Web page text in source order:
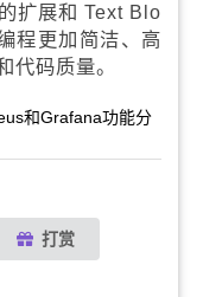
扩展和 Text Blo
程更加简洁、高
代码质量。
和Grafana功能分
打赏